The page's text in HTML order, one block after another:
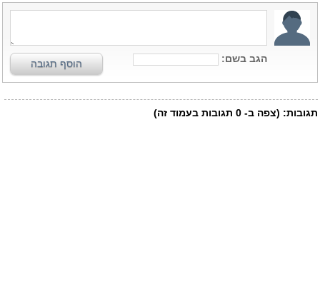
הגב בשם: הוסף תגובה
תגובות: (צפה ב- 0 תגובות בעמוד זה)